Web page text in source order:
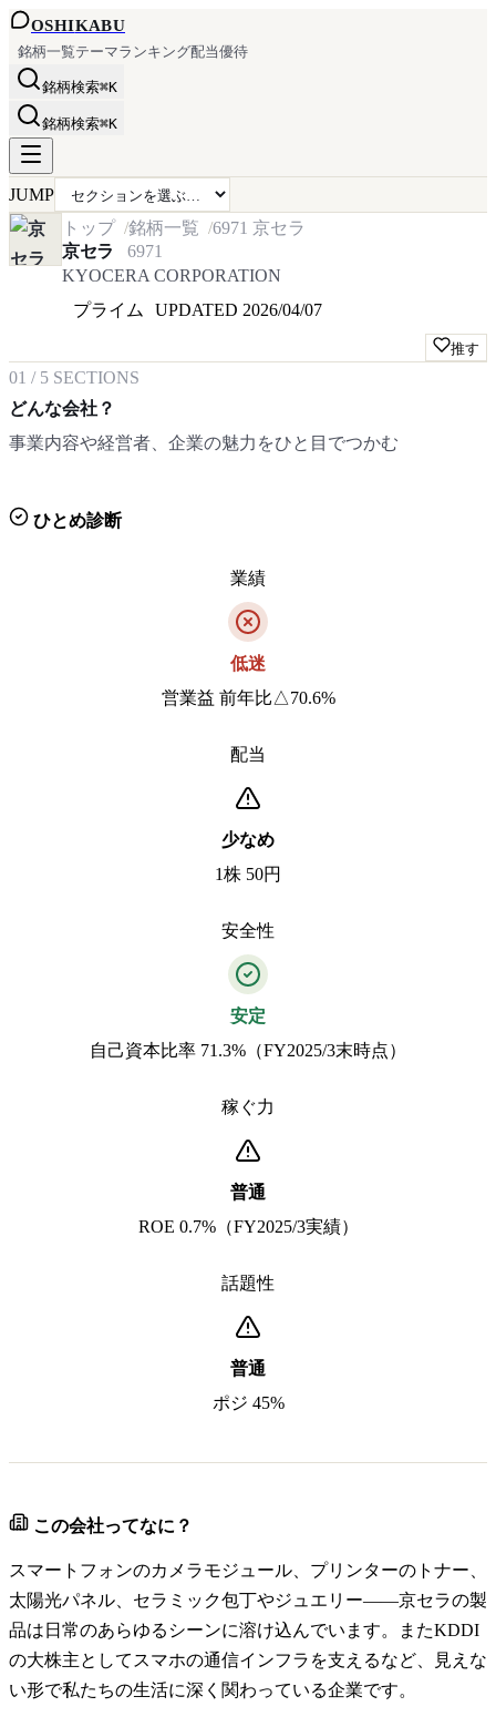
OSHIKABU
銘柄一覧テーマランキング配当優待
銘柄検索⌘K
銘柄検索⌘K
JUMP
トップ
銘柄一覧 6971 京セラ
京セラ
6971
KYOCERA CORPORATION
プライム
UPDATED 2026/04/07
推す
01 / 5 SECTIONS
どんな会社？
事業内容や経営者、企業の魅力をひと目でつかむ
ひとめ診断
業績
低迷
営業益 前年比△70.6%
配当
少なめ
1株 50円
安全性
安定
自己資本比率 71.3%（FY2025/3末時点）
稼ぐ力
普通
ROE 0.7%（FY2025/3実績）
話題性
普通
ポジ 45%
この会社ってなに？
スマートフォンのカメラモジュール、プリンターのトナー、
太陽光パネル、セラミック包丁やジュエリー――京セラの製
品は日常のあらゆるシーンに溶け込んでいます。またKDDI
の大株主としてスマホの通信インフラを支えるなど、見えな
い形で私たちの生活に深く関わっている企業です。